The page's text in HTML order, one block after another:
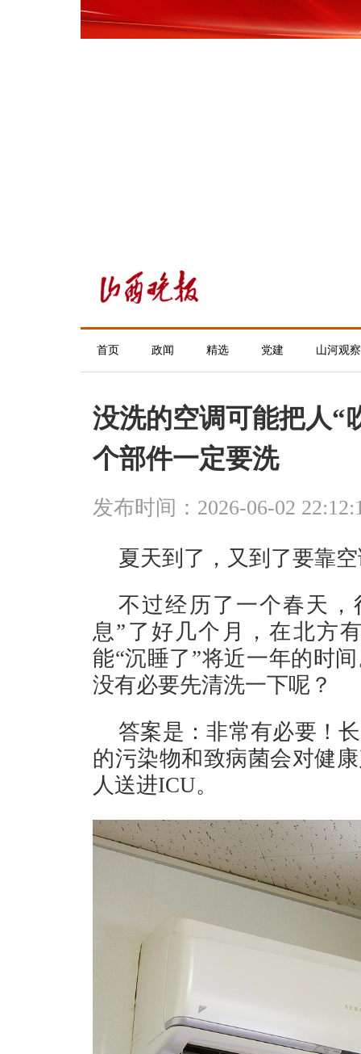
首页 政闻 精选 党建 山河观察
没洗的空调可能把人“
个部件一定要洗
发布时间：2026-06-02
夏天到了，又到了要靠
不过经历了一个春天
息”了好几个月，在北方
能“沉睡了”将近一年的时
没有必要先清洗一下呢？
答案是：非常有必要！
的污染物和致病菌会对健
人送进ICU。